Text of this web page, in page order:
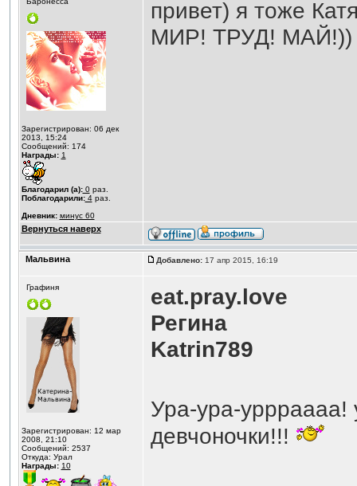
Зарегистрирован: 06 дек
2013, 15:24
Сообщений: 174
Награды: 1
Благодарил (а):0раз.
Поблагодарили:4раз.
Дневник: минус 60
привет) я тоже
МИР! ТРУД!
Вернуться наверх
Мальвина Добавлено:17 апр 2015, 16:19
Графиня
Зарегистрирован: 12 мар
2008, 21:10
Сообщений: 2537
Откуда: Урал
Награды: 10
eat.pray.love
Регина
Katrin789
Ура-ура-уррраааа!
девчоночки!!!